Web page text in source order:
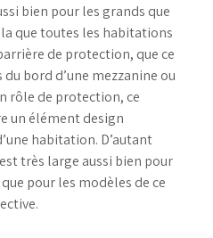
bien pour les grands que
que toutes les habitations
de protection, que ce
bord d’une mezzanine ou
rôle de protection, ce
un élément design
habitation. D’autant
très large aussi bien pour
pour les modèles de ce